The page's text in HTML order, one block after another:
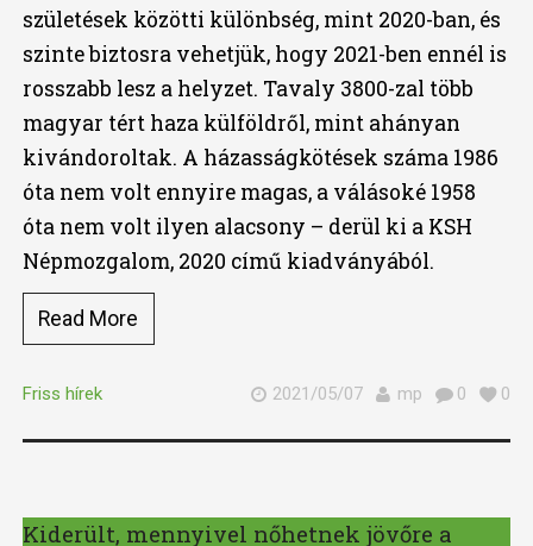
születések közötti különbség, mint 2020-ban, és
szinte biztosra vehetjük, hogy 2021-ben ennél is
rosszabb lesz a helyzet. Tavaly 3800-zal több
magyar tért haza külföldről, mint ahányan
kivándoroltak. A házasságkötések száma 1986
óta nem volt ennyire magas, a válásoké 1958
óta nem volt ilyen alacsony – derül ki a KSH
Népmozgalom, 2020 című kiadványából.
Read More
Friss hírek 2021/05/07 mp 0 0
Kiderült, mennyivel nőhetnek jövőre a